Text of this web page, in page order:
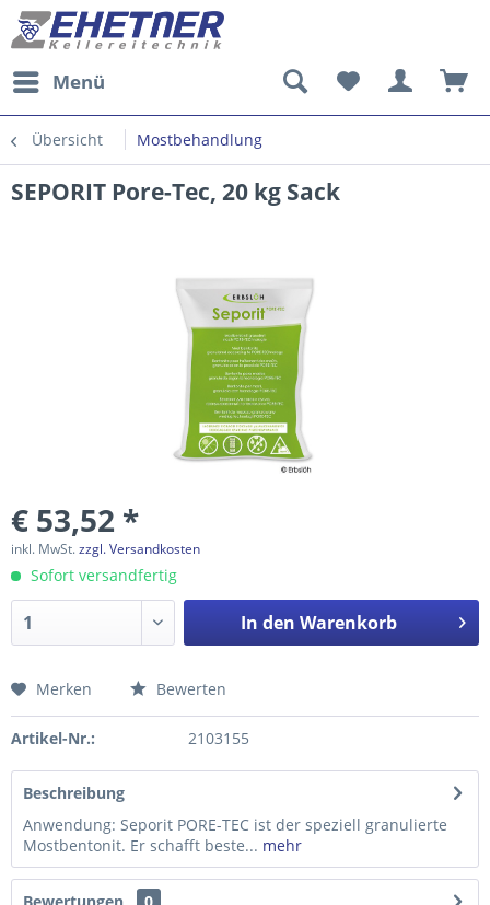
Menü
Übersicht Mostbehandlung
SEPORIT Pore-Tec, 20 kg Sack
€ 53,52 *
inkl. MwSt.zzgl. Versandkosten
Sofort versandfertig
In den Warenkorb
Preis anfragen
Merken Bewerten
Artikel-Nr.: 2103155
Beschreibung
Anwendung: Seporit PORE-TEC ist der speziell granulierte
Mostbentonit. Er schafft beste... mehr